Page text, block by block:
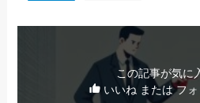
この記事が気に
いいね または フォ